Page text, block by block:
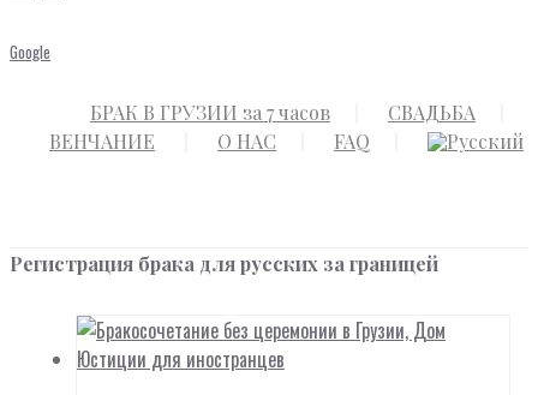
Google
БРАК В ГРУЗИИ за 7 часов
СВАДЬБА
ВЕНЧАНИЕ
О НАС FAQ
Регистрация брака для русских за границей